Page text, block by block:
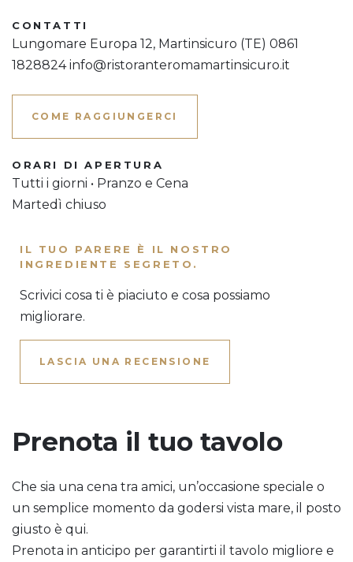
CONTATTI
Lungomare Europa 12, Martinsicuro (TE) 0861
1828824 info@ristoranteromamartinsicuro.it
COME RAGGIUNGERCI
ORARI DI APERTURA
Tutti i giorni • Pranzo e Cena
Martedì chiuso
IL TUO PARERE È IL NOSTRO
INGREDIENTE SEGRETO.
Scrivici cosa ti è piaciuto e cosa possiamo
migliorare.
LASCIA UNA RECENSIONE
Prenota il tuo tavolo
Che sia una cena tra amici, un’occasione speciale o
un semplice momento da godersi vista mare, il posto
giusto è qui.
Prenota in anticipo per garantirti il tavolo migliore e